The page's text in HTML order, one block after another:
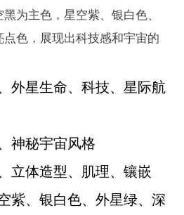
为主色，星空紫、银白色、
色，展现出科技感和宇宙的
外星生命、科技、星际航
神秘宇宙风格
立体造型、肌理、镶嵌
紫、银白色、外星绿、深